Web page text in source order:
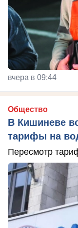
вчера в 09:44
Общество
В Кишиневе
тарифы на
Пересмотр